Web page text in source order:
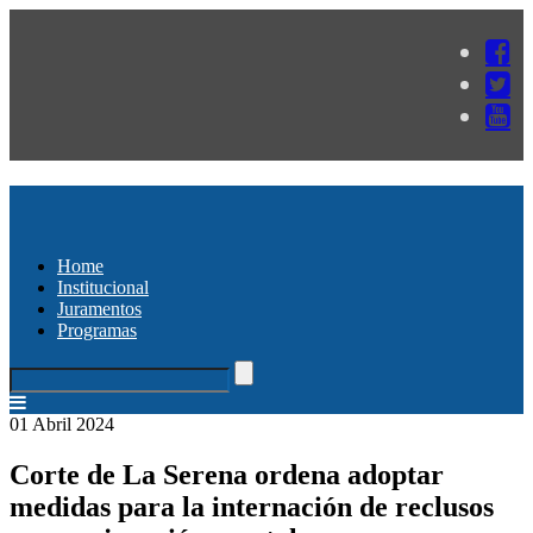
Home
Institucional
Juramentos
Programas
01 Abril 2024
Corte de La Serena ordena adoptar
medidas para la internación de reclusos